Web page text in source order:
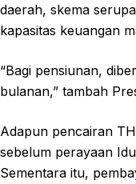
daerah, skema
kapasitas keuangan
“Bagi pensiunan,
bulanan,” tambah
Adapun pencairan
sebelum perayaan
Sementara itu,